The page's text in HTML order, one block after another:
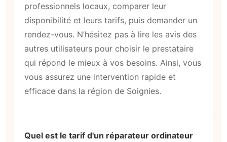
professionnels locaux, comparer leur
disponibilité et leurs tarifs, puis demander un
rendez-vous. N’hésitez pas à lire les avis des
autres utilisateurs pour choisir le prestataire
qui répond le mieux à vos besoins. Ainsi, vous
vous assurez une intervention rapide et
efficace dans la région de Soignies.
Quel est le tarif d'un réparateur ordinateur